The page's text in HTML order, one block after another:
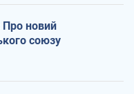
Про новий
союзу